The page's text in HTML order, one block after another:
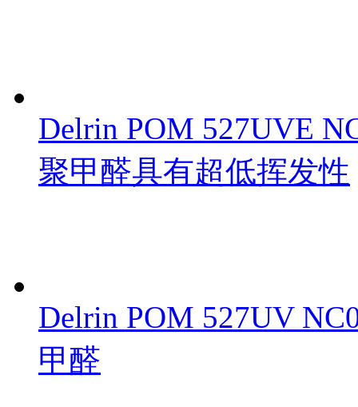
Delrin POM 527UVE
聚甲醛具有超低挥发性
Delrin POM 527UV
甲醛